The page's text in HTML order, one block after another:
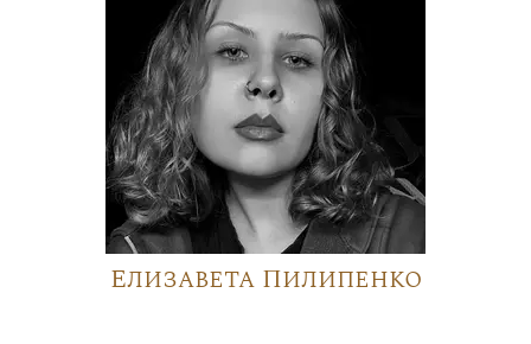
Елизавета Пилипенко